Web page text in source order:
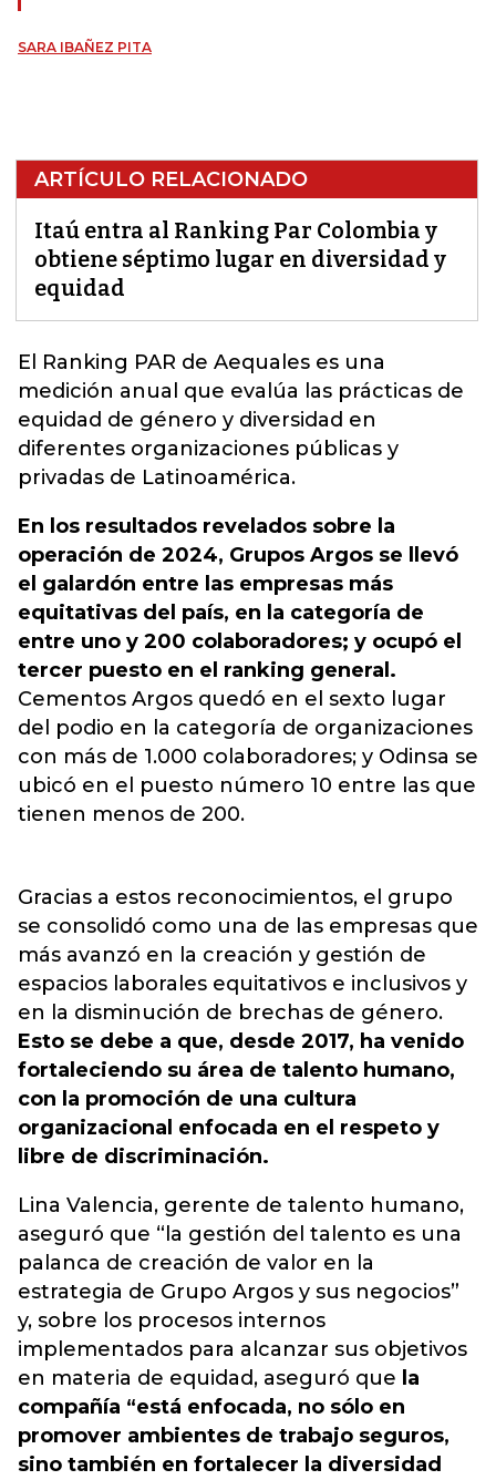
SARA IBAÑEZ PITA
ARTÍCULO RELACIONADO
Itaú entra al Ranking Par Colombia y
obtiene séptimo lugar en diversidad y
equidad
El Ranking PAR de Aequales es una
medición anual que evalúa las prácticas de
equidad de género y diversidad en
diferentes organizaciones públicas y
privadas de Latinoamérica.
En los resultados revelados sobre la
operación de 2024, Grupos Argos se llevó
el galardón entre las empresas más
equitativas del país, en la categoría de
entre uno y 200 colaboradores; y ocupó el
tercer puesto en el ranking general.
Cementos Argos quedó en el sexto lugar
del podio en la categoría de organizaciones
con más de 1.000 colaboradores; y Odinsa se
ubicó en el puesto número 10 entre las que
tienen menos de 200.
Gracias a estos reconocimientos, el grupo
se consolidó como una de las empresas que
más avanzó en la creación y gestión de
espacios laborales equitativos e inclusivos y
en la disminución de brechas de género.
Esto se debe a que, desde 2017, ha venido
fortaleciendo su área de talento humano,
con la promoción de una cultura
organizacional enfocada en el respeto y
libre de discriminación.
Lina Valencia, gerente de talento humano,
aseguró que “la gestión del talento es una
palanca de creación de valor en la
estrategia de Grupo Argos y sus negocios”
y, sobre los procesos internos
implementados para alcanzar sus objetivos
en materia de equidad, aseguró que la
compañía “está enfocada, no sólo en
promover ambientes de trabajo seguros,
sino también en fortalecer la diversidad